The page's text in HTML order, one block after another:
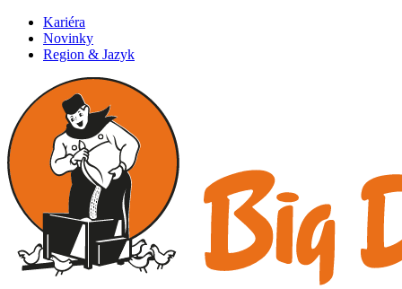
Kariéra
Novinky
Region & Jazyk